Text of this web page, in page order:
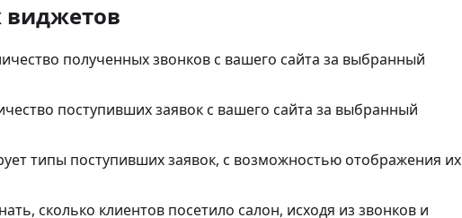
полученных звонков с вашего сайта за выбранный
поступивших заявок с вашего сайта за выбранный
типы поступивших заявок, с возможностью отображения их
сколько клиентов посетило салон, исходя из звонков и